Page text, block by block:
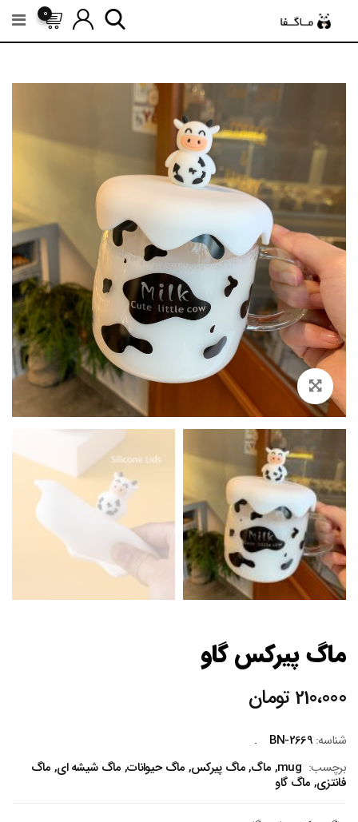
0
Zoom
ماگ پیرکس گاو
210،000 تومان
شناسه:BN-2669
برچسب: mug
, ماگ,ماگ پیرکس, ماگ حیوانات, ماگ شیشه ای, ماگ
فانتزی, ماگ گاو